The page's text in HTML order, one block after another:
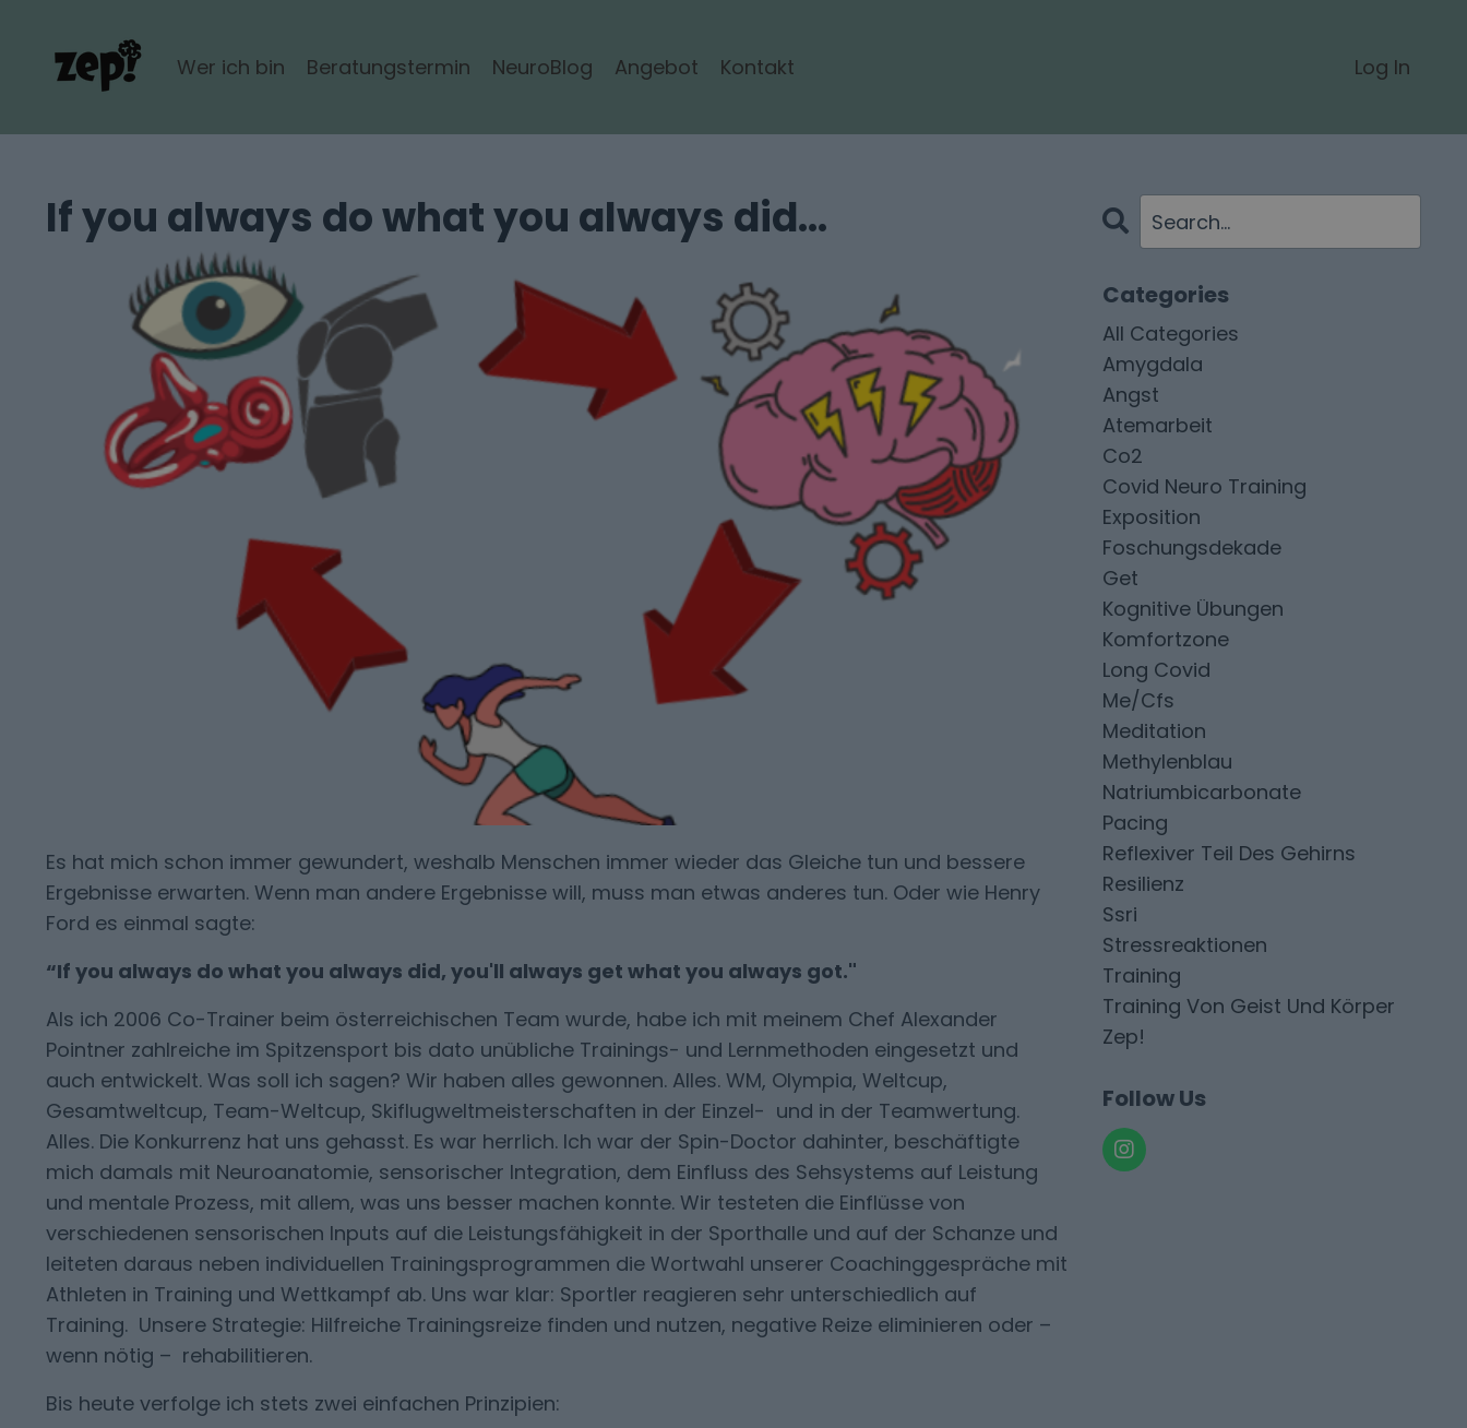
Wer ich bin Beratungstermin NeuroBlog Angebot Kontakt Log In
If you always do what you always did...
Es hat mich schon immer gewundert, weshalb Menschen immer wieder das Gleiche tun und bessere
Ergebnisse erwarten. Wenn man andere Ergebnisse will, muss man etwas anderes tun. Oder wie Henry
Ford es einmal sagte:
“If you always do what you always did, you'll always get what you always got."
Als ich 2006 Co-Trainer beim österreichischen Team wurde, habe ich mit meinem Chef Alexander
Pointner zahlreiche im Spitzensport bis dato unübliche Trainings- und Lernmethoden eingesetzt und
auch entwickelt. Was soll ich sagen? Wir haben alles gewonnen. Alles. WM, Olympia, Weltcup,
Gesamtweltcup, Team-Weltcup, Skiflugweltmeisterschaften in der Einzel- und in der Teamwertung.
Alles. Die Konkurrenz hat uns gehasst. Es war herrlich. Ich war der Spin-Doctor dahinter, beschäftigte
mich damals mit Neuroanatomie, sensorischer Integration, dem Einfluss des Sehsystems auf Leistung
und mentale Prozess, mit allem, was uns besser machen konnte. Wir testeten die Einflüsse von
verschiedenen sensorischen Inputs auf die Leistungsfähigkeit in der Sporthalle und auf der Schanze und
leiteten daraus neben individuellen Trainingsprogrammen die Wortwahl unserer Coachinggespräche mit
Athleten in Training und Wettkampf ab. Uns war klar: Sportler reagieren sehr unterschiedlich auf
Training. Unsere Strategie: Hilfreiche Trainingsreize finden und nutzen, negative Reize eliminieren oder –
wenn nötig – rehabilitieren.
Bis heute verfolge ich stets zwei einfachen Prinzipien:
Categories
All Categories
Amygdala
Angst
Atemarbeit
Co2
Covid Neuro Training
Exposition
Foschungsdekade
Get
Kognitive Übungen
Komfortzone
Long Covid
Me/cfs
Meditation
Methylenblau
Natriumbicarbonate
Pacing
Reflexiver Teil Des Gehirns
Resilienz
Ssri
Stressreaktionen
Training
Training Von Geist Und Körper
Zep!
Follow Us